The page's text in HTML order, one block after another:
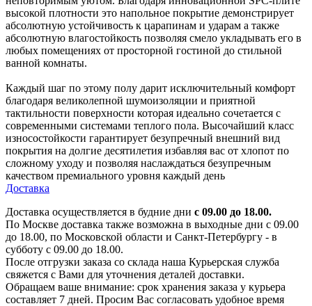
высокой плотности это напольное покрытие демонстрирует
абсолютную устойчивость к царапинам и ударам а также
абсолютную влагостойкость позволяя смело укладывать его в
любых помещениях от просторной гостиной до стильной
ванной комнаты.
Каждый шаг по этому полу дарит исключительный комфорт
благодаря великолепной шумоизоляции и приятной
тактильности поверхности которая идеально сочетается с
современными системами теплого пола. Высочайший класс
износостойкости гарантирует безупречный внешний вид
покрытия на долгие десятилетия избавляя вас от хлопот по
сложному уходу и позволяя наслаждаться безупречным
качеством премиального уровня каждый день
Доставка
Доставка осуществляется в будние дни с 09.00 до 18.00.
По Москве доставка также возможна в выходные дни с 09.00
до 18.00, по Московской области и Санкт-Петербургу - в
субботу с 09.00 до 18.00.
После отгрузки заказа со склада наша Курьерская служба
свяжется с Вами для уточнения деталей доставки.
Обращаем ваше внимание: срок хранения заказа у курьера
составляет 7 дней. Просим Вас согласовать удобное время